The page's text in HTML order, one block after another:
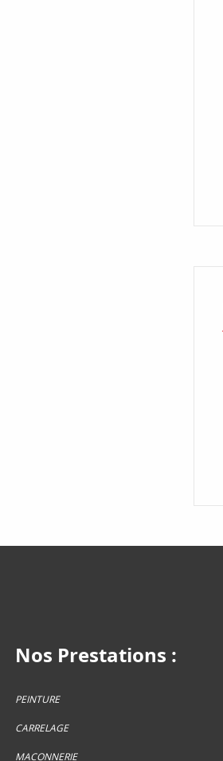
Nos Prestations :
PEINTURE
CARRELAGE
MACONNERIE